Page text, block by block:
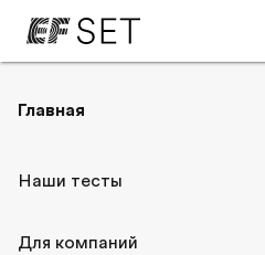
Главная
Наши тесты
Для компаний
Часто